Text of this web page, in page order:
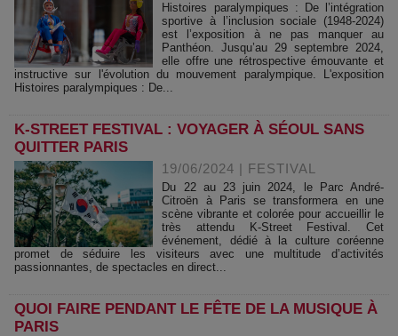
Histoires paralympiques : De l’intégration
sportive à l’inclusion sociale (1948-2024)
est l’exposition à ne pas manquer au
Panthéon. Jusqu’au 29 septembre 2024,
elle offre une rétrospective émouvante et
instructive sur l'évolution du mouvement paralympique. L'exposition
Histoires paralympiques : De...
K-STREET FESTIVAL : VOYAGER À SÉOUL SANS
QUITTER PARIS
19/06/2024 | FESTIVAL
Du 22 au 23 juin 2024, le Parc André-
Citroën à Paris se transformera en une
scène vibrante et colorée pour accueillir le
très attendu K-Street Festival. Cet
événement, dédié à la culture coréenne
promet de séduire les visiteurs avec une multitude d’activités
passionnantes, de spectacles en direct...
QUOI FAIRE PENDANT LE FÊTE DE LA MUSIQUE À
PARIS